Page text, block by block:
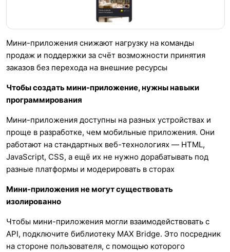
Мини-приложения снижают нагрузку на команды
продаж и поддержки за счёт возможности принятия
заказов без перехода на внешние ресурсы
Чтобы создать мини-приложение, нужны навыки
программирования
Мини-приложения доступны на разных устройствах и
проще в разработке, чем мобильные приложения. Они
работают на стандартных веб-технологиях — HTML,
JavaScript, CSS, а ещё их не нужно дорабатывать под
разные платформы и модерировать в сторах
Мини-приложения не могут существовать
изолированно
Чтобы мини-приложения могли взаимодействовать с
API, подключите библиотеку MAX Bridge. Это посредник
на стороне пользователя, с помощью которого